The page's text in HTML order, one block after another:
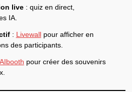
live: quiz en direct,
IA.
: Livewallpour afficher en
des participants.
pour créer des souvenirs